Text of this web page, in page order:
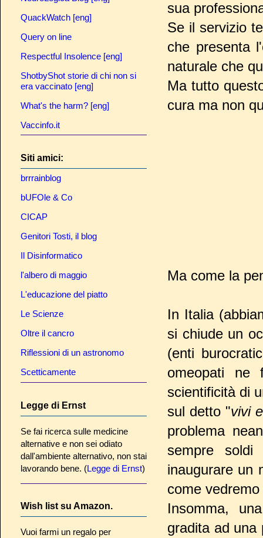
sua
Se il servizio
che presenta
naturale che
Ma tutto
cura ma non
Ma come la
In Italia
si chiude un
(enti
omeopati ne
scientificità di
sul detto "vivi
problema
sempre
inaugurare un
come
Insomma,
gradita ad una
QuackWatch [eng]
Query on line
Respectful Insolence [eng]
ShotbyShot storie di chi non si
era vaccinato [eng]
What's the harm? [eng]
Vaccinfo.it
Siti amici:
brrrainblog
bUFOle & Co
CICAP
Genitori Tosti, il blog
Il Disinformatico
l'albero di maggio
L'educazione del piatto
Le Scienze
Oltre il cancro
Riflessioni di un astronomo
Scetticamente
Legge di Ernst
Se fai ricerca sulle medicine
alternative e non sei odiato
dall'ambiente alternativo, non stai
lavorando bene. (Legge di Ernst)
Wish list su Amazon.
Vuoi farmi un regalo per